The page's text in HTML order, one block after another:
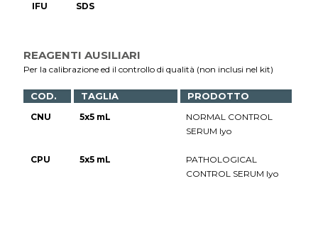
IFU SDS
REAGENTI AUSILIARI
Per la calibrazione ed il controllo di qualità (non inclusi nel kit)
COD. TAGLIA PRODOTTO
CNU 5x5 mL
NORMAL CONTROL
SERUM lyo
CPU 5x5 mL
PATHOLOGICAL
CONTROL SERUM lyo